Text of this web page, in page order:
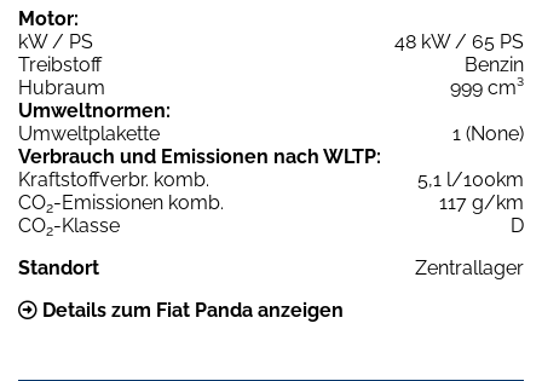
Motor:
kW / PS
48 kW / 65 PS
Treibstoff
Benzin
Hubraum
999 cm³
Umweltnormen:
Umweltplakette
1 (None)
Verbrauch und Emissionen nach WLTP:
Kraftstoffverbr. komb.
5,1 l/100km
CO2-Emissionen komb.
117 g/km
CO2-Klasse
D
Standort
Zentrallager
Details zum Fiat Panda anzeigen